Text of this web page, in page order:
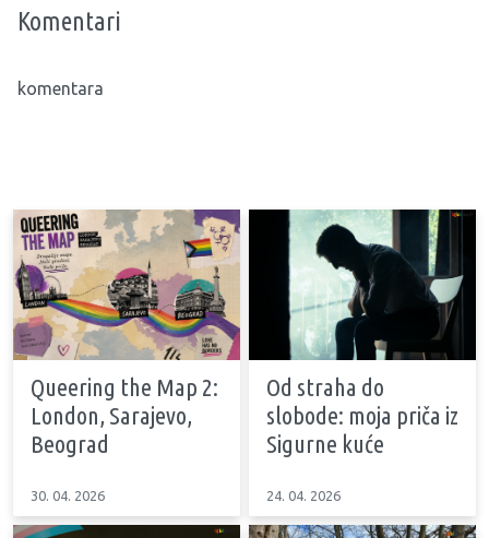
Komentari
komentara
Queering the Map 2:
London, Sarajevo,
Beograd
30. 04. 2026
Od straha do
slobode: moja priča iz
Sigurne kuće
24. 04. 2026